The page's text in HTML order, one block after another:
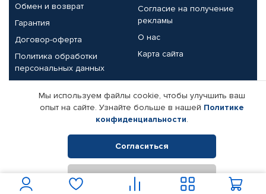
Обмен и возврат
Гарантия
Договор-оферта
Политика обработки
персональных данных
Согласие на получение
рекламы
О нас
Карта сайта
Партнерам
Корпоративным клиентам
Поставщикам
Реквизиты компании
© КАМАЗ ЦЕНТР ДОНЕЦК, 2015-2026. Все права защищены.
Интернет-магазин автомобильных товаров Автопрофи.
Мы используем файлы cookie, чтобы улучшить ваш
опыт на сайте. Узнайте больше в нашей Политике
конфиденциальности.
Согласиться
Отклонить